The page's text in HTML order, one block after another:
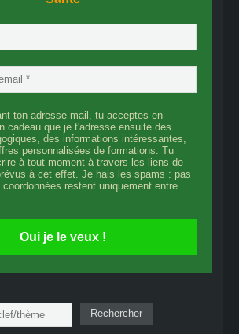
ton adresse mail, tu acceptes en
cadeau que je t'adresse ensuite des
des informations intéressantes,
personnalisées de formations. Tu
à tout moment à travers les liens de
à cet effet. Je hais les spams : pas
restent uniquement entre
Oui je le veux !
Rechercher